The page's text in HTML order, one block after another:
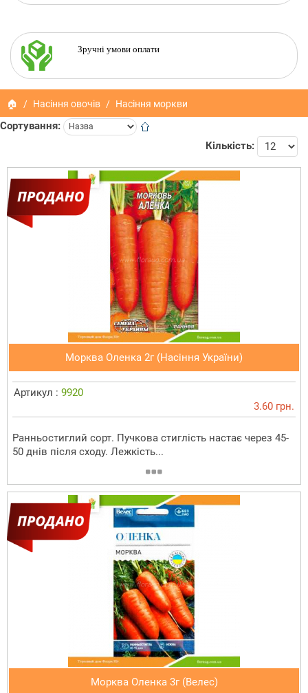
Зручні умови оплати
🏠 Насіння овочів Насіння моркви
Сортування:
Кількість:
Морква Оленка 2г (Насіння України)
Артикул : 9920
3.60 грн.
Ранньостиглий сорт. Пучкова стиглість настає через 45-
50 днів після сходу. Лежкість...
Морква Оленка 3г (Велес)